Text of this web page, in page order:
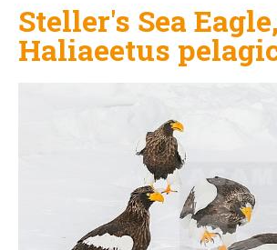
Steller's Sea Eagle,
Haliaeetus